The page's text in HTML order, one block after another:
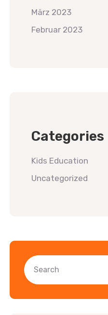
März 2023
Februar 2023
Categories
Kids Education
Uncategorized